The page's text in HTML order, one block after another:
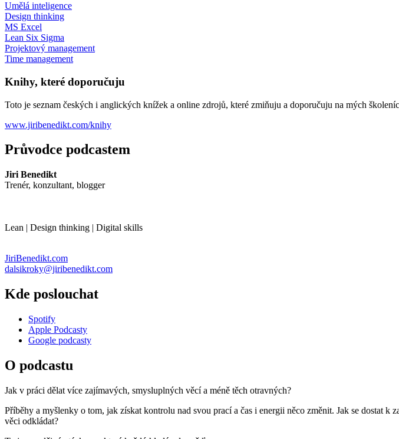
Umělá inteligence
Design thinking
MS Excel
Lean Six Sigma
Projektový management
Time management
Knihy, které doporučuju
Toto je seznam českých i anglických knížek a online zdrojů, které zmiňuju a doporučuju na mých
www.jiribenedikt.com/knihy
Průvodce podcastem
Jiri Benedikt
Trenér, konzultant, blogger
Lean | Design thinking | Digital skills
JiriBenedikt.com
dalsikroky@jiribenedikt.com
Kde poslouchat
Spotify
Apple Podcasty
Google podcasty
O podcastu
Jak v práci dělat více zajímavých, smysluplných věcí a méně těch otravných?
Příběhy a myšlenky o tom, jak získat kontrolu nad svou prací a čas i energii něco změnit. Jak se dostat
věci odkládat?